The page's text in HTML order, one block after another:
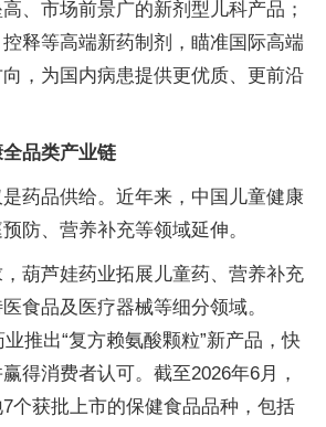
、市场前景广的新剂型儿科产品；
释等高端新药制剂，瞄准国际高端
，为国内病患提供更优质、更前沿
品类产业链
是药品供给。近年来，中国儿童健康
防、营养补充等领域延伸。
葫芦娃药业拓展儿童药、营养补充
食品及医疗器械等细分领域。
推出“复方赖氨酸颗粒”新产品，快
得消费者认可。截至2026年6月，
个获批上市的保健食品品种，包括